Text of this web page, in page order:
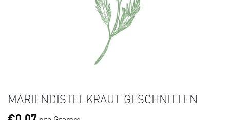
MARIENDISTELKRAUT GESCHNITTEN